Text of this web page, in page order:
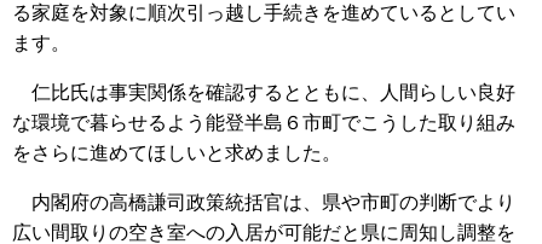
る家庭を対象に順次引っ越し手続きを進めているとしてい
ます。
仁比氏は事実関係を確認するとともに、人間らしい良好
な環境で暮らせるよう能登半島６市町でこうした取り組み
をさらに進めてほしいと求めました。
内閣府の高橋謙司政策統括官は、県や市町の判断でより
広い間取りの空き室への入居が可能だと県に周知し調整を